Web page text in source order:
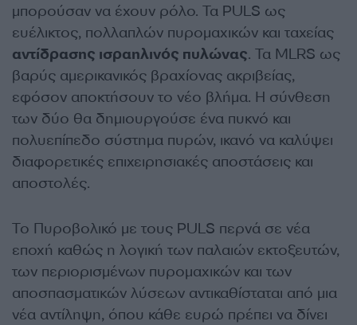
μπορούσαν να έχουν ρόλο. Τα PULS ως
ευέλικτος, πολλαπλών πυρομαχικών και ταχείας
αντίδρασης ισραηλινός πυλώνας. Τα MLRS ως
βαρύς αμερικανικός βραχίονας ακριβείας,
εφόσον αποκτήσουν το νέο βλήμα. Η σύνθεση
των δύο θα δημιουργούσε ένα πυκνό και
πολυεπίπεδο σύστημα πυρών, ικανό να καλύψει
διαφορετικές επιχειρησιακές αποστάσεις και
αποστολές.
Το Πυροβολικό με τους PULS περνά σε νέα
εποχή καθώς η λογική των παλαιών εκτοξευτών,
των περιορισμένων πυρομαχικών και των
αποσπασματικών λύσεων αντικαθίσταται από μια
νέα αντίληψη, όπου κάθε ευρώ πρέπει να δίνει